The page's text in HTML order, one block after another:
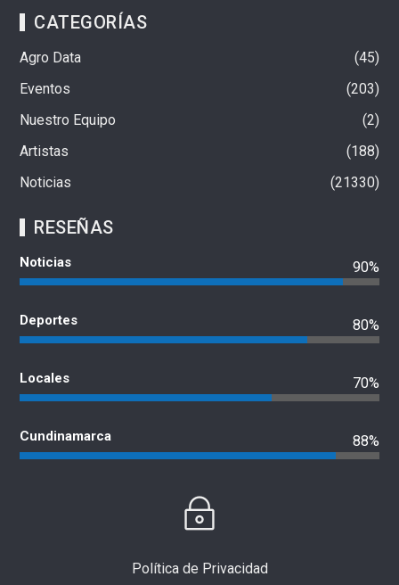
CATEGORÍAS
Agro Data
45
Eventos
203
Nuestro Equipo
2
Artistas
188
Noticias
21330
RESEÑAS
Noticias 90%
Deportes 80%
Locales 70%
Cundinamarca 88%
Política de Privacidad